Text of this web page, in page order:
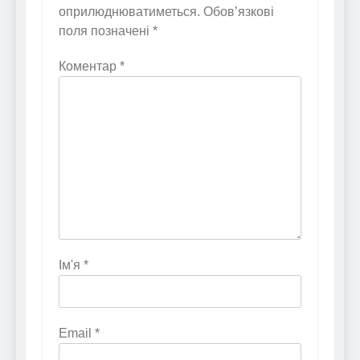
оприлюднюватиметься. Обов’язкові
поля позначені *
Коментар *
Ім'я *
Email *